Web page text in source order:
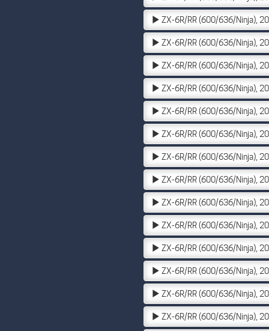
ZX-6R/RR (600/636/Ninja),
ZX-6R/RR (600/636/Ninja),
ZX-6R/RR (600/636/Ninja),
ZX-6R/RR (600/636/Ninja),
ZX-6R/RR (600/636/Ninja),
ZX-6R/RR (600/636/Ninja),
ZX-6R/RR (600/636/Ninja),
ZX-6R/RR (600/636/Ninja),
ZX-6R/RR (600/636/Ninja),
ZX-6R/RR (600/636/Ninja),
ZX-6R/RR (600/636/Ninja),
ZX-6R/RR (600/636/Ninja),
ZX-6R/RR (600/636/Ninja),
ZX-6R/RR (600/636/Ninja),